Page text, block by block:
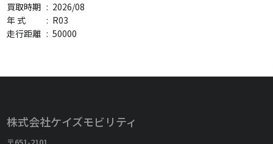
買取時期 : 2026/08
年 式
: R03
走行距離 : 50000
株式会社ケイズモビリティ